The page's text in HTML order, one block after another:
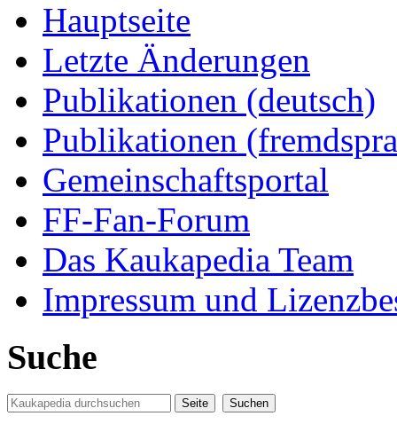
Hauptseite
Letzte Änderungen
Publikationen (deutsch)
Publikationen
Gemeinschaftsportal
FF-Fan-Forum
Das Kaukapedia Team
Impressum und
Suche